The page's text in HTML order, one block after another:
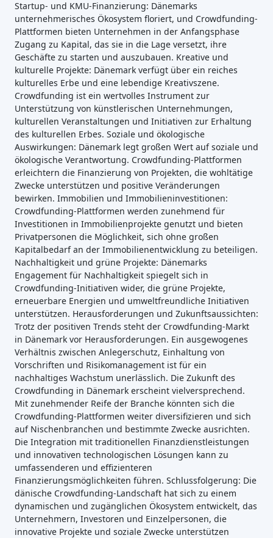
Startup- und KMU-Finanzierung: Dänemarks
unternehmerisches Ökosystem floriert, und Crowdfunding-
Plattformen bieten Unternehmen in der Anfangsphase
Zugang zu Kapital, das sie in die Lage versetzt, ihre
Geschäfte zu starten und auszubauen. Kreative und
kulturelle Projekte: Dänemark verfügt über ein reiches
kulturelles Erbe und eine lebendige Kreativszene.
Crowdfunding ist ein wertvolles Instrument zur
Unterstützung von künstlerischen Unternehmungen,
kulturellen Veranstaltungen und Initiativen zur Erhaltung
des kulturellen Erbes. Soziale und ökologische
Auswirkungen: Dänemark legt großen Wert auf soziale und
ökologische Verantwortung. Crowdfunding-Plattformen
erleichtern die Finanzierung von Projekten, die wohltätige
Zwecke unterstützen und positive Veränderungen
bewirken. Immobilien und Immobilieninvestitionen:
Crowdfunding-Plattformen werden zunehmend für
Investitionen in Immobilienprojekte genutzt und bieten
Privatpersonen die Möglichkeit, sich ohne großen
Kapitalbedarf an der Immobilienentwicklung zu beteiligen.
Nachhaltigkeit und grüne Projekte: Dänemarks
Engagement für Nachhaltigkeit spiegelt sich in
Crowdfunding-Initiativen wider, die grüne Projekte,
erneuerbare Energien und umweltfreundliche Initiativen
unterstützen. Herausforderungen und Zukunftsaussichten:
Trotz der positiven Trends steht der Crowdfunding-Markt
in Dänemark vor Herausforderungen. Ein ausgewogenes
Verhältnis zwischen Anlegerschutz, Einhaltung von
Vorschriften und Risikomanagement ist für ein
nachhaltiges Wachstum unerlässlich. Die Zukunft des
Crowdfunding in Dänemark erscheint vielversprechend.
Mit zunehmender Reife der Branche könnten sich die
Crowdfunding-Plattformen weiter diversifizieren und sich
auf Nischenbranchen und bestimmte Zwecke ausrichten.
Die Integration mit traditionellen Finanzdienstleistungen
und innovativen technologischen Lösungen kann zu
umfassenderen und effizienteren
Finanzierungsmöglichkeiten führen. Schlussfolgerung: Die
dänische Crowdfunding-Landschaft hat sich zu einem
dynamischen und zugänglichen Ökosystem entwickelt, das
Unternehmern, Investoren und Einzelpersonen, die
innovative Projekte und soziale Zwecke unterstützen